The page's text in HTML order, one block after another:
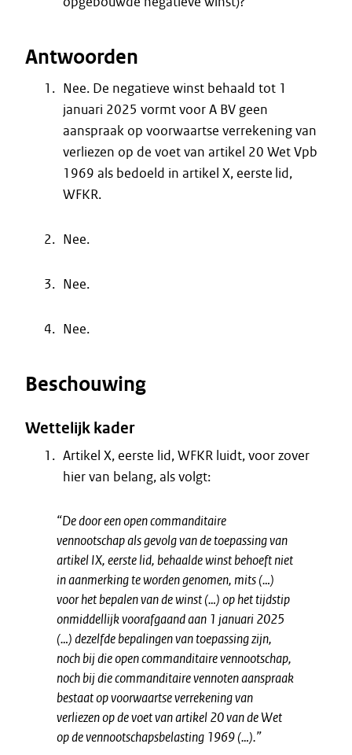
Antwoorden
Nee. De negatieve winst behaald tot 1
januari 2025 vormt voor A BV geen
aanspraak op voorwaartse verrekening van
verliezen op de voet van artikel 20 Wet Vpb
1969 als bedoeld in artikel X, eerste lid,
WFKR.
Nee.
Nee.
Nee.
Beschouwing
Wettelijk kader
Artikel X, eerste lid, WFKR luidt, voor zover
hier van belang, als volgt:
“De door een open commanditaire
vennootschap als gevolg van de toepassing van
artikel IX, eerste lid, behaalde winst behoeft niet
in aanmerking te worden genomen, mits (…)
voor het bepalen van de winst (…) op het tijdstip
onmiddellijk voorafgaand aan 1 januari 2025
(…) dezelfde bepalingen van toepassing zijn,
noch bij die open commanditaire vennootschap,
noch bij die commanditaire vennoten aanspraak
bestaat op voorwaartse verrekening van
verliezen op de voet van artikel 20 van de Wet
op de vennootschapsbelasting 1969 (…).”